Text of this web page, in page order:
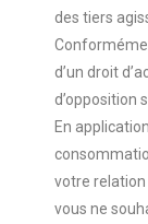
des tiers
d’un droit
d’opposition
En
votre relation
vous ne